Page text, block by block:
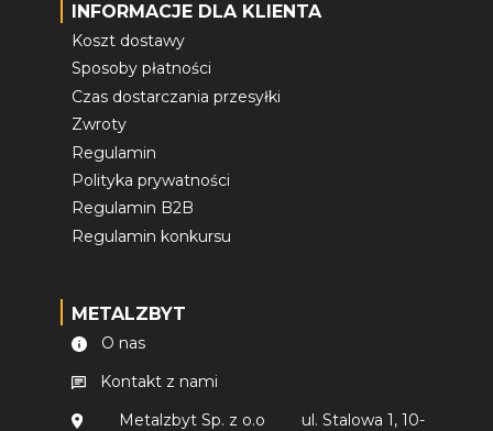
INFORMACJE DLA KLIENTA
Koszt dostawy
Sposoby płatności
Czas dostarczania przesyłki
Zwroty
Regulamin
Polityka prywatności
Regulamin B2B
Regulamin konkursu
METALZBYT
O nas
Kontakt z nami
Metalzbyt Sp. z o.o
ul. Stalowa 1, 10-